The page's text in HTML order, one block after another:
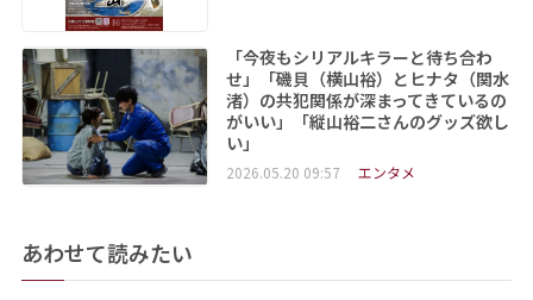
「今夜もシリアルキラーと待ち合わ
せ」「磯貝（横山裕）とヒナタ（関水
渚）の共犯関係が深まってきているの
がいい」「縦山裕二さんのグッズ欲し
い」
2026.05.20 09:57 エンタメ
あわせて読みたい